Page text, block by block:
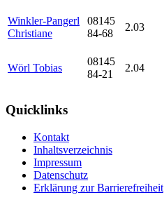
Winkler-Pangerl
Christiane
08145
84-68
2.03
Wörl Tobias
08145
84-21
2.04
Quicklinks
Kontakt
Inhaltsverzeichnis
Impressum
Datenschutz
Erklärung zur Barrierefreiheit